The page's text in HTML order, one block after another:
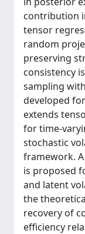
contribution
tensor
random
preserving
consistency
sampling
developed
extends
for time-
stochastic
framework.
is proposed
and latent
the
recovery of
efficiency